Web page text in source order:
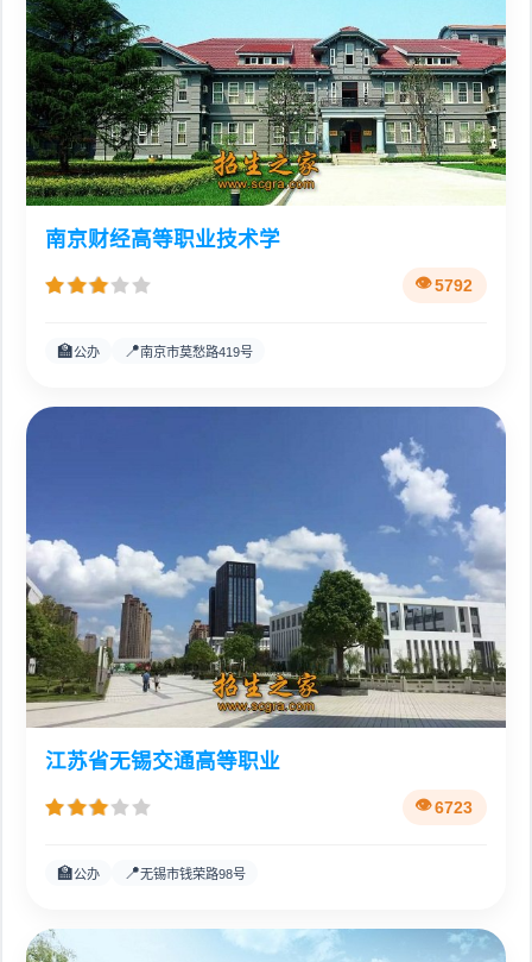
南京财经高等职业技术学
5792
🏫公办 📍南京市莫愁路419号
江苏省无锡交通高等职业
6723
🏫公办 📍无锡市钱荣路98号